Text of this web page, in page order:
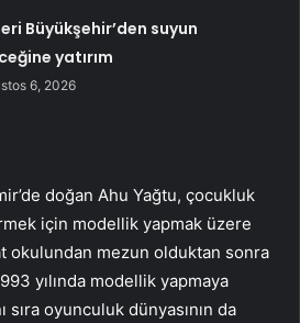
Büyükşehir’den suyun
yatırım
6, 2026
doğan Ahu Yağtu, çocukluk
için modellik yapmak üzere
okulundan mezun olduktan sonra
yılında modellik yapmaya
sıra oyunculuk dünyasının da